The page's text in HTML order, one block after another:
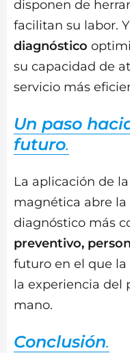
disponen de
facilitan su labor.
diagnóstico
su capacidad de
servicio más
Un paso
futuro.
La aplicación de
magnética abre
diagnóstico más
preventivo,
futuro en el que
la experiencia del
mano.
Conclusión.